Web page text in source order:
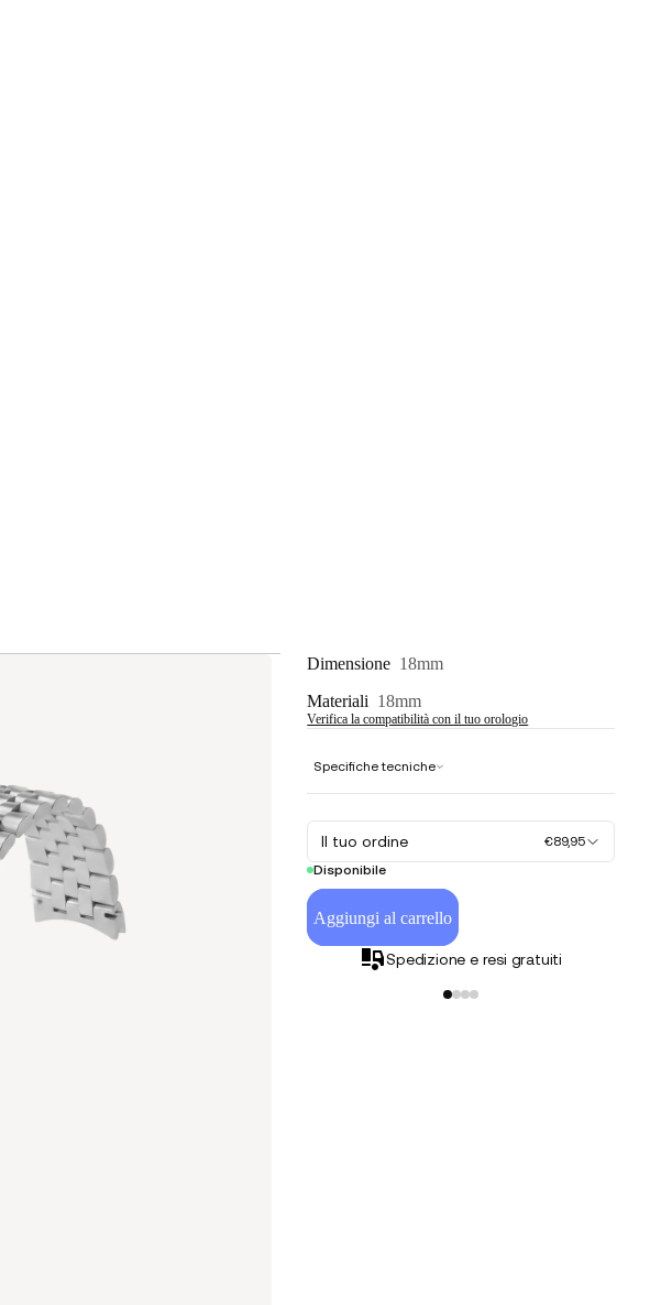
Dimensione 18mm
Materiali 18mm
Verifica la compatibilità con il tuo orologio
Specifiche tecniche
Il tuo ordine
€89,95
Disponibile
Aggiungi al carrello
Spedizione e resi gratuiti